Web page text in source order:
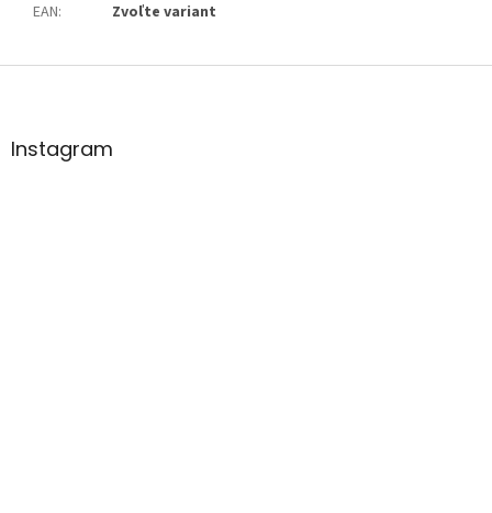
EAN: Zvoľte variant
Z
äInstagram